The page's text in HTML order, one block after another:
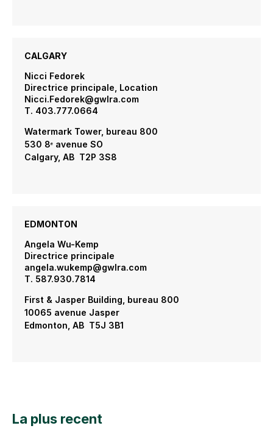
CALGARY
Nicci Fedorek
Directrice principale, Location
Nicci.Fedorek@gwlra.com
T. 403.777.0664
Watermark Tower, bureau 800
530 8e avenue SO
Calgary, AB T2P 3S8
EDMONTON
Angela Wu-Kemp
Directrice principale
angela.wukemp@gwlra.com
T. 587.930.7814
First & Jasper Building, bureau 800
10065 avenue Jasper
Edmonton, AB T5J 3B1
La plus recent